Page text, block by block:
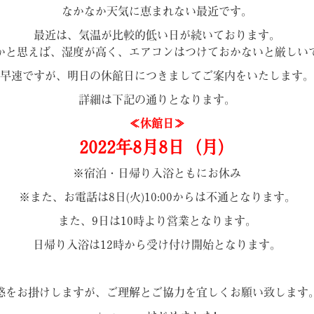
なかなか天気に恵まれない最近です。
最近は、気温が比較的低い日が続いております。
と思えば、湿度が高く、エアコンはつけておかないと厳しい
早速ですが、明日の休館日につきましてご案内をいたします。
詳細は下記の通りとなります。
≪休館日≫
2022年8月8日（月）
※宿泊・日帰り入浴ともにお休み
※また、お電話は8日(火)10:00からは不通となります。
また、9日は10時より営業となります。
日帰り入浴は12時から受け付け開始となります。
をお掛けしますが、ご理解とご協力を宜しくお願い致します